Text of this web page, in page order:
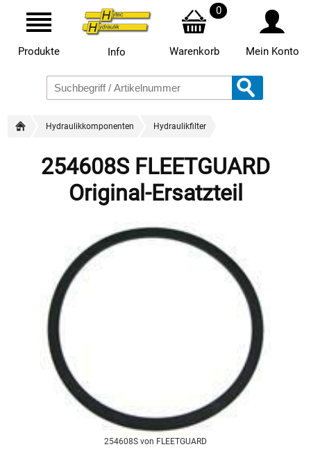
Produkte Info
0
Warenkorb Mein Konto
Hydraulikkomponenten Hydraulikfilter
254608S FLEETGUARD
Original-Ersatzteil
254608S von FLEETGUARD